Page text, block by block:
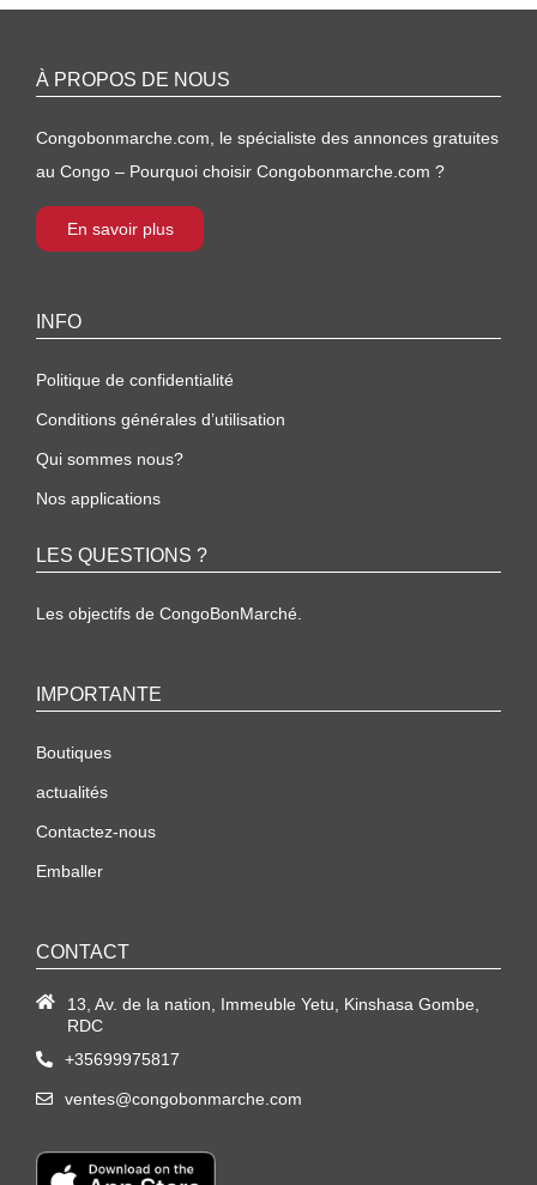
À PROPOS DE NOUS
Congobonmarche.com, le spécialiste des annonces gratuites
au Congo – Pourquoi choisir Congobonmarche.com ?
En savoir plus
INFO
Politique de confidentialité
Conditions générales d’utilisation
Qui sommes nous?
Nos applications
LES QUESTIONS ?
Les objectifs de CongoBonMarché.
IMPORTANTE
Boutiques
actualités
Contactez-nous
Emballer
CONTACT
13, Av. de la nation, Immeuble Yetu, Kinshasa Gombe,
RDC
+35699975817
ventes@congobonmarche.com